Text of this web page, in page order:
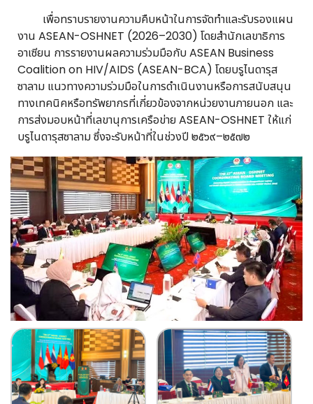
เพื่อทราบรายงานความคืบหน้าในการจัดทำและรับรองแผน
งาน ASEAN-OSHNET (2026–2030) โดยสำนักเลขาธิการ
อาเซียน การรายงานผลความร่วมมือกับ ASEAN Business
Coalition on HIV/AIDS (ASEAN-BCA) โดยบรูไนดารุส
ซาลาม แนวทางความร่วมมือในการดำเนินงานหรือการสนับสนุน
ทางเทคนิคหรือทรัพยากรที่เกี่ยวข้องจากหน่วยงานภายนอก และ
การส่งมอบหน้าที่เลขานุการเครือข่าย ASEAN-OSHNET ให้แก่
บรูไนดารุสซาลาม ซึ่งจะรับหน้าที่ในช่วงปี ๒๕๖๙–๒๕๗๒